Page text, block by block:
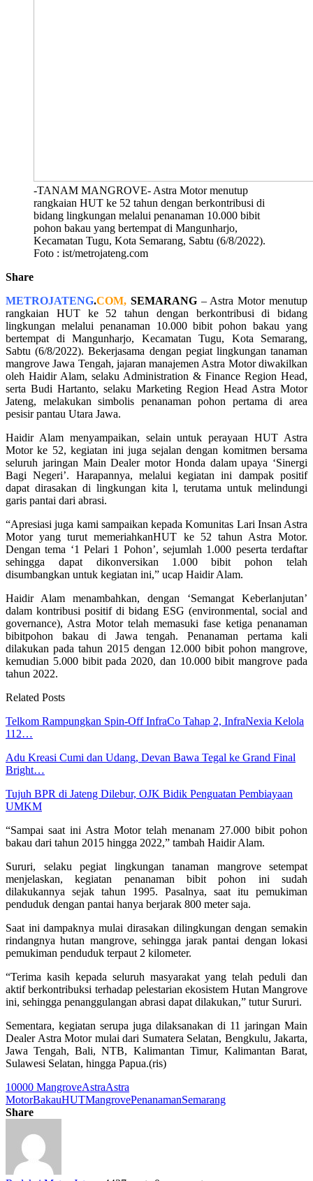
-TANAM MANGROVE- Astra Motor menutup
rangkaian HUT ke 52 tahun dengan berkontribusi di
bidang lingkungan melalui penanaman 10.000 bibit
pohon bakau yang bertempat di Mangunharjo,
Kecamatan Tugu, Kota Semarang, Sabtu (6/8/2022).
Foto : ist/metrojateng.com
Share
METROJATENG.COM, SEMARANG– Astra Motor menutup
rangkaian HUT ke 52 tahun dengan berkontribusi di bidang
lingkungan melalui penanaman 10.000 bibit pohon bakau yang
bertempat di Mangunharjo, Kecamatan Tugu, Kota Semarang,
Sabtu (6/8/2022). Bekerjasama dengan pegiat lingkungan tanaman
mangrove Jawa Tengah, jajaran manajemen Astra Motor diwakilkan
oleh Haidir Alam, selaku Administration & Finance Region Head,
serta Budi Hartanto, selaku Marketing Region Head Astra Motor
Jateng, melakukan simbolis penanaman pohon pertama di area
pesisir pantau Utara Jawa.
Haidir Alam menyampaikan, selain untuk perayaan HUT Astra
Motor ke 52, kegiatan ini juga sejalan dengan komitmen bersama
seluruh jaringan Main Dealer motor Honda dalam upaya ‘Sinergi
Bagi Negeri’. Harapannya, melalui kegiatan ini dampak positif
dapat dirasakan di lingkungan kita l, terutama untuk melindungi
garis pantai dari abrasi.
“Apresiasi juga kami sampaikan kepada Komunitas Lari Insan Astra
Motor yang turut memeriahkanHUT ke 52 tahun Astra Motor.
Dengan tema ‘1 Pelari 1 Pohon’, sejumlah 1.000 peserta terdaftar
sehingga dapat dikonversikan 1.000 bibit pohon telah
disumbangkan untuk kegiatan ini,” ucap Haidir Alam.
Haidir Alam menambahkan, dengan ‘Semangat Keberlanjutan’
dalam kontribusi positif di bidang ESG (environmental, social and
governance), Astra Motor telah memasuki fase ketiga penanaman
bibitpohon bakau di Jawa tengah. Penanaman pertama kali
dilakukan pada tahun 2015 dengan 12.000 bibit pohon mangrove,
kemudian 5.000 bibit pada 2020, dan 10.000 bibit mangrove pada
tahun 2022.
Related Posts
Telkom Rampungkan Spin-Off InfraCo Tahap 2, InfraNexia Kelola
112…
Adu Kreasi Cumi dan Udang, Devan Bawa Tegal ke Grand Final
Bright…
Tujuh BPR di Jateng Dilebur, OJK Bidik Penguatan Pembiayaan
UMKM
“Sampai saat ini Astra Motor telah menanam 27.000 bibit pohon
bakau dari tahun 2015 hingga 2022,” tambah Haidir Alam.
Sururi, selaku pegiat lingkungan tanaman mangrove setempat
menjelaskan, kegiatan penanaman bibit pohon ini sudah
dilakukannya sejak tahun 1995. Pasalnya, saat itu pemukiman
penduduk dengan pantai hanya berjarak 800 meter saja.
Saat ini dampaknya mulai dirasakan dilingkungan dengan semakin
rindangnya hutan mangrove, sehingga jarak pantai dengan lokasi
pemukiman penduduk terpaut 2 kilometer.
“Terima kasih kepada seluruh masyarakat yang telah peduli dan
aktif berkontribuksi terhadap pelestarian ekosistem Hutan Mangrove
ini, sehingga penanggulangan abrasi dapat dilakukan,” tutur Sururi.
Sementara, kegiatan serupa juga dilaksanakan di 11 jaringan Main
Dealer Astra Motor mulai dari Sumatera Selatan, Bengkulu, Jakarta,
Jawa Tengah, Bali, NTB, Kalimantan Timur, Kalimantan Barat,
Sulawesi Selatan, hingga Papua.(ris)
10000 MangroveAstraAstra
MotorBakauHUTMangrovePenanamanSemarang
Share